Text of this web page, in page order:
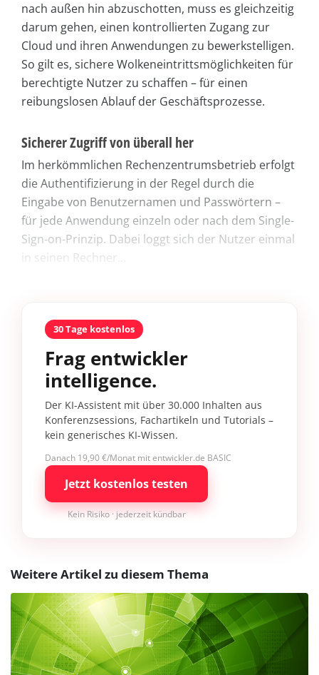
nach außen hin abzuschotten, muss es gleichzeitig
darum gehen, einen kontrollierten Zugang zur
Cloud und ihren Anwendungen zu bewerkstelligen.
So gilt es, sichere Wolkeneintrittsmöglichkeiten für
berechtigte Nutzer zu schaffen – für einen
reibungslosen Ablauf der Geschäftsprozesse.
Sicherer Zugriff von überall her
Im herkömmlichen Rechenzentrumsbetrieb erfolgt
die Authentifizierung in der Regel durch die
Eingabe von Benutzernamen und Passwörtern –
für jede Anwendung einzeln oder nach dem Single-
Sign-on-Prinzip. Dabei loggt sich der Nutzer einmal
in seinen Rechner...
30 Tage kostenlos
Frag entwickler
intelligence.
Der KI-Assistent mit über 30.000 Inhalten aus
Konferenzsessions, Fachartikeln und Tutorials –
kein generisches KI-Wissen.
Danach 19,90 €/Monat mit entwickler.de BASIC
Jetzt kostenlos testen
Kein Risiko · jederzeit kündbar
Weitere Artikel zu diesem Thema